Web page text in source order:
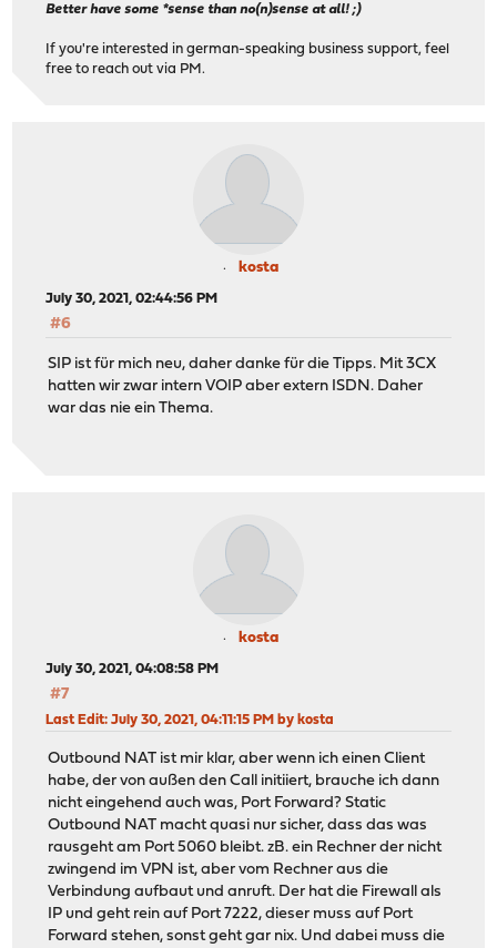
Better have some *sense than no(n)sense at all! ;)
If you're interested in german-speaking business support, feel
free to reach out via PM.
kosta
July 30, 2021, 02:44:56 PM
#6
SIP ist für mich neu, daher danke für die Tipps. Mit 3CX
hatten wir zwar intern VOIP aber extern ISDN. Daher
war das nie ein Thema.
kosta
July 30, 2021, 04:08:58 PM
#7
Last Edit: July 30, 2021, 04:11:15 PM by kosta
Outbound NAT ist mir klar, aber wenn ich einen Client
habe, der von außen den Call initiiert, brauche ich dann
nicht eingehend auch was, Port Forward? Static
Outbound NAT macht quasi nur sicher, dass das was
rausgeht am Port 5060 bleibt. zB. ein Rechner der nicht
zwingend im VPN ist, aber vom Rechner aus die
Verbindung aufbaut und anruft. Der hat die Firewall als
IP und geht rein auf Port 7222, dieser muss auf Port
Forward stehen, sonst geht gar nix. Und dabei muss die